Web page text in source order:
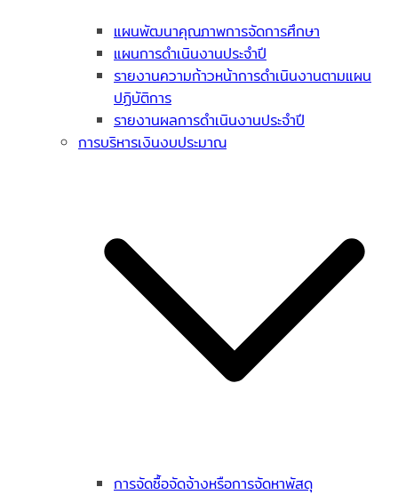
แผนพัฒนาคุณภาพการจัดการศึกษา
แผนการดำเนินงานประจำปี
รายงานความก้าวหน้าการดำเนินงานตามแผน
ปฏิบัติการ
รายงานผลการดำเนินงานประจำปี
การบริหารเงินงบประมาณ
การจัดซื้อจัดจ้างหรือการจัดหาพัสดุ